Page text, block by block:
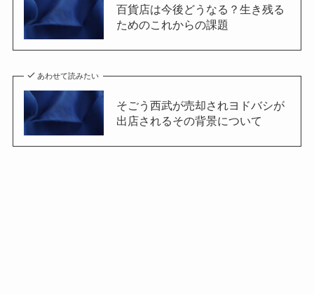
百貨店は今後どうなる？生き残る
ためのこれからの課題
あわせて読みたい
そごう西武が売却されヨドバシが
出店されるその背景について